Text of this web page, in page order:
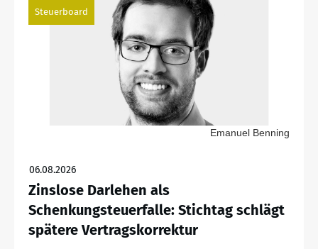
Steuerboard
Emanuel Benning
06.08.2026
Zinslose Darlehen als
Schenkungsteuerfalle: Stichtag schlägt
spätere Vertragskorrektur